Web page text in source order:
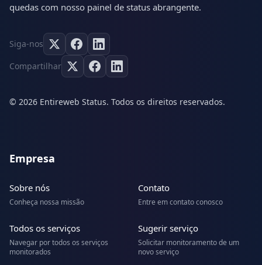
quedas com nosso painel de status abrangente.
Siga-nos
Compartilhar
© 2026 Entireweb Status. Todos os direitos reservados.
Empresa
Sobre nós
Conheça nossa missão
Contato
Entre em contato conosco
Todos os serviços
Navegar por todos os serviços
monitorados
Sugerir serviço
Solicitar monitoramento de um
novo serviço